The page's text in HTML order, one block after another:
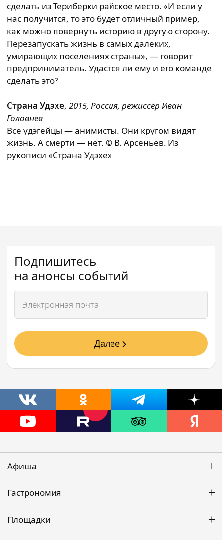
сделать из Териберки райское место. «И если у
нас получится, то это будет отличный пример,
как можно повернуть историю в другую сторону.
Перезапускать жизнь в самых далеких,
умирающих поселениях страны», — говорит
предприниматель. Удастся ли ему и его команде
сделать это?
Страна Удэхе, 2015, Россия, режиссёр Иван
Головнев
Все удэгейцы — анимисты. Они кругом видят
жизнь. А смерти — нет. © В. Арсеньев. Из
рукописи «Страна Удэхе»
Подпишитесь
на анонсы событий
Далее
Афиша
Гастрономия
Площадки